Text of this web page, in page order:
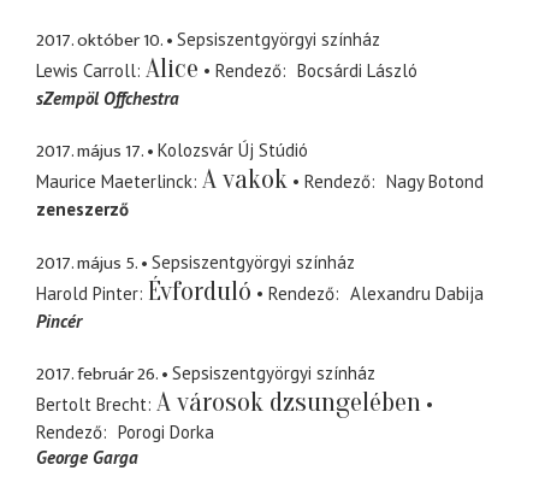
2017. október 10.
Sepsiszentgyörgyi színház
Lewis Carroll Alice Rendező
Bocsárdi László
sZempöl Offchestra
2017. május 17.
Kolozsvár Új Stúdió
Maurice Maeterlinck A vakok Rendező
Nagy Botond
zeneszerző
2017. május 5.
Sepsiszentgyörgyi színház
Harold Pinter Évforduló Rendező
Alexandru Dabija
Pincér
2017. február 26.
Sepsiszentgyörgyi színház
Bertolt Brecht A városok dzsungelében
Rendező
Porogi Dorka
George Garga